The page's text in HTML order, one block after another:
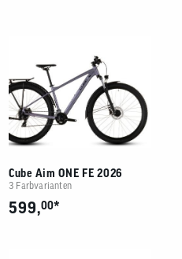
Cube Aim ONE FE 2026
3 Farbvarianten
599,00*